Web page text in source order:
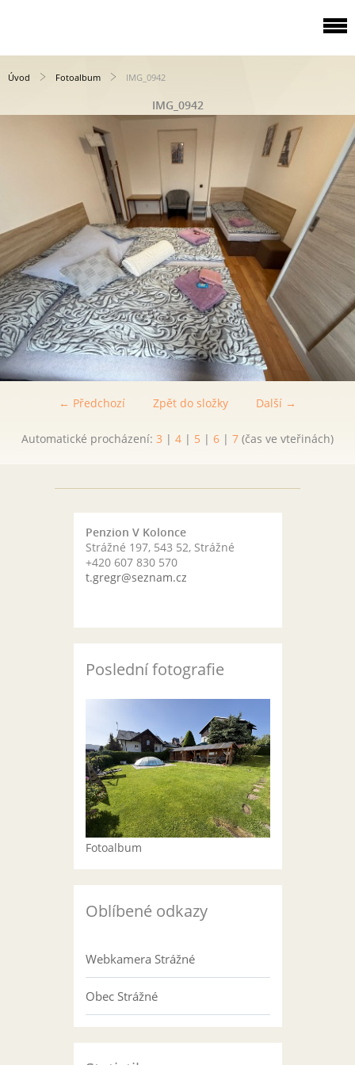
Úvod Fotoalbum IMG_0942
IMG_0942
← Předchozí Další →
Zpět do složky
Automatické procházení: 3 | 4 | 5 | 6 | 7 (čas ve vteřinách)
Penzion V Kolonce
Strážné 197, 543 52, Strážné
+420 607 830 570
t.gregr@seznam.cz
Poslední fotografie
Fotoalbum
Oblíbené odkazy
Webkamera Strážné
Obec Strážné